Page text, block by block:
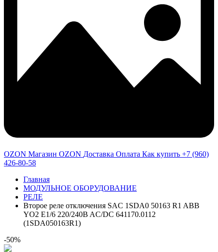
OZON Магазин OZON Доставка Оплата Как купить +7 (960)
426-80-58
Главная
МОДУЛЬНОЕ ОБОРУДОВАНИЕ
РЕЛЕ
Второе реле отключения SAC 1SDA0 50163 R1 ABB
YO2 E1/6 220/240B AC/DC 641170.0112
(1SDA050163R1)
-50%